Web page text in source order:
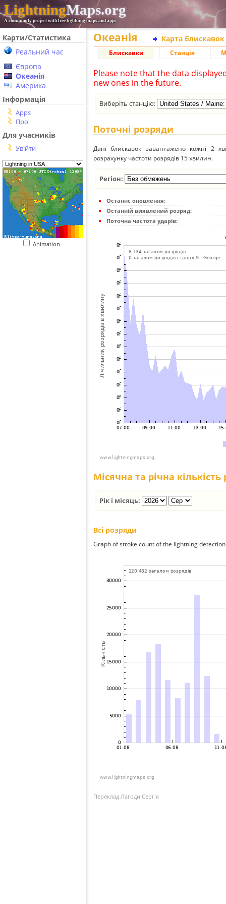
LightningMaps.org
A community project with free lightning maps and apps
Карти/Статистика
Реальний час
Європа
Океанія
Америка
Інформація
Apps
Про
Для учасників
Увійти
Animation
Океанія Карта
Блискавки Станція
Please note that the data
new ones in the future.
Виберіть станцію:
Поточні розряди
Дані блискавок завантажено кожні 2
розрахунку частоти розрядів 15 хвилин.
Регіон:
Останнє оновлення:
Останній виявлений розряд:
Поточна частота ударів:
Місячна та річна кількість
Рік і місяць:
Всі розряди
Graph of stroke count of the lightning
Переклад Лагоди Сергія